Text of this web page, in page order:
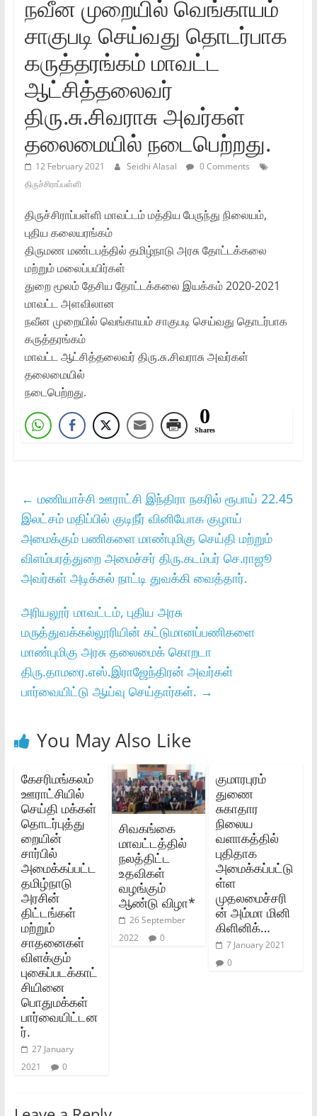
நவீன முறையில்‌ வெங்காயம்‌
சாகுபடி செய்வது தொடர்பாக
கருத்தரங்கம்‌ மாவட்ட
ஆட்சித்தலைவர்‌
திரு.சு.சிவராசு அவர்கள்‌
தலைமையில்‌ நடைபெற்றது.
12 February 2021 Seidhi Alasal
0 Comments
திருச்சிராப்பள்ளி
திருச்சிராப்பள்ளி மாவட்டம்‌ மத்திய பேருந்து நிலையம்‌,
புதிய கலையரங்கம்‌
திருமண மண்டபத்தில்‌ தமிழ்நாடு அரசு தோட்டக்கலை
மற்றும்‌ மலைப்பயிர்கள்‌
துறை மூலம்‌ தேசிய தோட்டக்கலை இயக்கம்‌ 2020-2021
மாவட்ட அளவிலான
நவீன முறையில்‌ வெங்காயம்‌ சாகுபடி செய்வது தொடர்பாக
கருத்தரங்கம்‌
மாவட்ட ஆட்சித்தலைவர்‌ திரு.சு.சிவராசு அவர்கள்‌
தலைமையில்‌
நடைபெற்றது.
0
Shares
← மணியாச்சி ஊராட்சி இந்திரா நகரில்‌ ரூபாய்‌ 22.45
இலட்சம்‌ மதிப்பில்‌ குடிநீர்‌ வினியோக குழாய்‌
அமைக்கும்‌ பணிகளை மாண்புமிகு செய்தி மற்றும்‌
விளம்பரத்துறை அமைச்சர்‌ திரு.கடம்பர்‌ செ.ராஜூ
அவர்கள்‌ அடிக்கல்‌ நாட்டி துவக்கி வைத்தார்‌.
அரியலூர்‌ மாவட்டம்‌, புதிய அரசு
மருத்துவக்கல்லூரியின்‌ கட்டுமானப்பணிகளை
மாண்புமிகு அரசு தலைமைக்‌ கொறடா
திரு.தாமரை.எஸ்‌.இராஜேந்திரன்‌ அவர்கள்‌
பார்வையிட்டு ஆய்வு செய்தார்கள்‌. →
You May Also Like
கேசரிமங்கலம்‌
ஊராட்சியில்‌
செய்தி மக்கள்‌
தொடர்புத்து
றையின்‌
சார்பில்‌
அமைக்கப்பட்ட
தமிழ்நாடு
அரசின்‌
திட்டங்கள்‌
மற்றும்‌
சாதனைகள்‌
விளக்கும்‌
புகைப்படக்காட்
சியினை
பொதுமக்கள்‌
பார்வையிட்டன
ர்‌.
27 January
2021
0
சிவகங்கை
மாவட்டத்தில்
நலத்திட்ட
உதவிகள்
வழங்கும்
ஆண்டு விழா*
26 September
2022
0
குமாரபுரம்
துணை
சுகாதார
நிலைய
வளாகத்தில்
புதிதாக
அமைக்கப்பட்டு
ள்ள
முதலமைச்சரி
ன் அம்மா மினி
கிளினிக்…
7 January 2021
0